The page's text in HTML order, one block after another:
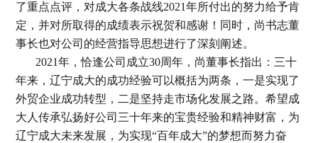
了重点点评，对成大各条战线2021年所付出的努力给予肯
定，并对所取得的成绩表示祝贺和感谢！同时，尚书志董
事长也对公司的经营指导思想进行了深刻阐述。
2021年，恰逢公司成立30周年，尚董事长指出：三十
年来，辽宁成大的成功经验可以概括为两条，一是实现了
外贸企业成功转型，二是坚持走市场化发展之路。希望成
大人传承弘扬好公司三十年来的宝贵经验和精神财富，为
辽宁成大未来发展，为实现“百年成大”的梦想而努力奋